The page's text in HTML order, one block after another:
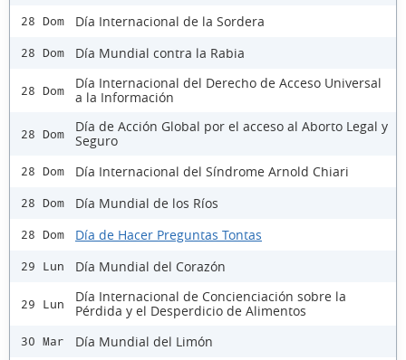
28 Dom Día Internacional de la Sordera
28 Dom Día Mundial contra la Rabia
28 Dom
Día Internacional del Derecho de Acceso Universal
a la Información
28 Dom
Día de Acción Global por el acceso al Aborto Legal y
Seguro
28 Dom Día Internacional del Síndrome Arnold Chiari
28 Dom Día Mundial de los Ríos
28 Dom Día de Hacer Preguntas Tontas
29 Lun Día Mundial del Corazón
29 Lun
Día Internacional de Concienciación sobre la
Pérdida y el Desperdicio de Alimentos
30 Mar Día Mundial del Limón